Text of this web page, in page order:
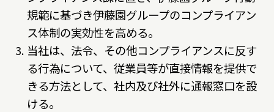
規範に基づき伊藤園グループのコンプライアン
ス体制の実効性を高める。
当社は、法令、その他コンプライアンスに反す
る行為について、従業員等が直接情報を提供で
きる方法として、社内及び社外に通報窓口を設
ける。